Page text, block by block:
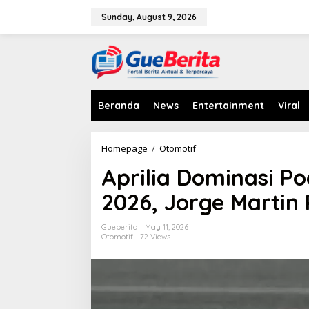
Sunday, August 9, 2026
Beranda News Entertainment Viral
Homepage / OtomotifA
r
i
l
m
Aprilia Dominasi
2026, Jorge Martin
Gueberita
May 11, 2026
Otomotif
72 Views